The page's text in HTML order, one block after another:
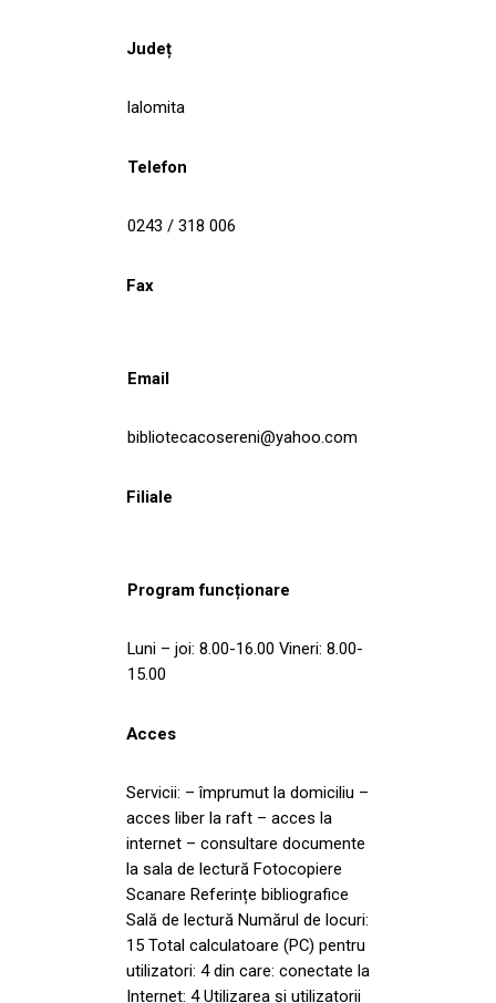
Județ
Ialomita
Telefon
0243 / 318 006
Fax
Email
bibliotecacosereni@yahoo.com
Filiale
Program funcționare
Luni – joi: 8.00-16.00 Vineri: 8.00-
15.00
Acces
Servicii: – împrumut la domiciliu –
acces liber la raft – acces la
internet – consultare documente
la sala de lectură Fotocopiere
Scanare Referințe bibliografice
Sală de lectură Numărul de locuri:
15 Total calculatoare (PC) pentru
utilizatori: 4 din care: conectate la
Internet: 4 Utilizarea și utilizatorii